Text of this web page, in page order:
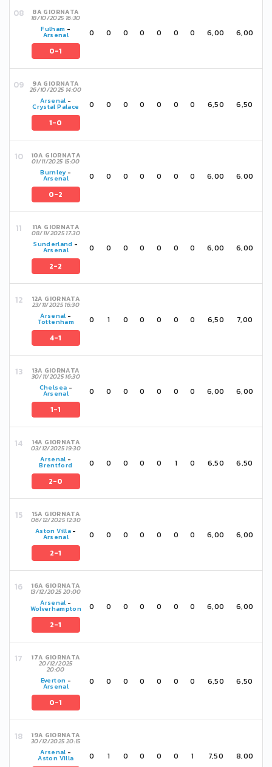
8A GIORNATA
18/10/2025 16:30
Fulham -
Arsenal
0-1
0 0 0 0 0 0 0 6,00 6,00
9A GIORNATA
26/10/2025 14:00
Arsenal -
Crystal Palace
1-0
0 0 0 0 0 0 0 6,50 6,50
10A GIORNATA
01/11/2025 15:00
Burnley-
Arsenal
0-2
0 0 0 0 0 0 0 6,00 6,00
11A GIORNATA
08/11/2025 17:30
Sunderland -
Arsenal
2-2
0 0 0 0 0 0 0 6,00 6,00
12A GIORNATA
23/11/2025 16:30
Arsenal -
Tottenham
4-1
0 1 0 0 0 0 0 6,50 7,00
13A GIORNATA
30/11/2025 16:30
Chelsea -
Arsenal
1-1
0 0 0 0 0 0 0 6,00 6,00
14A GIORNATA
03/12/2025 19:30
Arsenal -
Brentford
2-0
0 0 0 0 0 1 0 6,50 6,50
15A GIORNATA
06/12/2025 12:30
Aston Villa-
Arsenal
2-1
0 0 0 0 0 0 0 6,00 6,00
16A GIORNATA
13/12/2025 20:00
Arsenal -
Wolverhampton
2-1
0 0 0 0 0 0 0 6,00 6,00
17A GIORNATA
20/12/2025
20:00
Everton -
Arsenal
0-1
0 0 0 0 0 0 0 6,50 6,50
19A GIORNATA
30/12/2025 20:15
Arsenal -
Aston Villa 0 1 0 0 0 0 1 7,50 8,00